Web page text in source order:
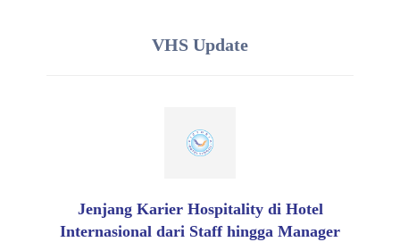
VHS Update
Jenjang Karier Hospitality di Hotel
Internasional dari Staff hingga Manager